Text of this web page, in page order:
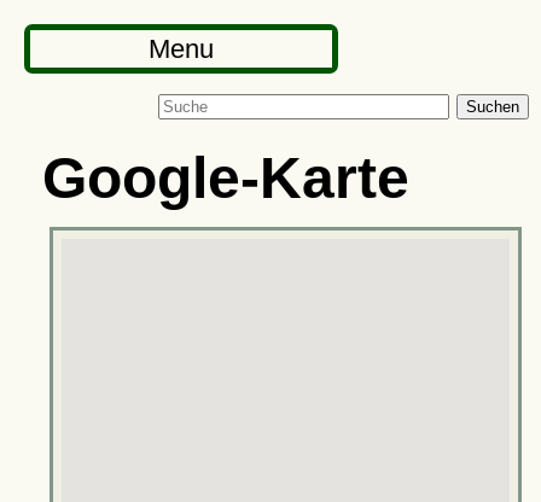
Menu
Suchen
Google-Karte